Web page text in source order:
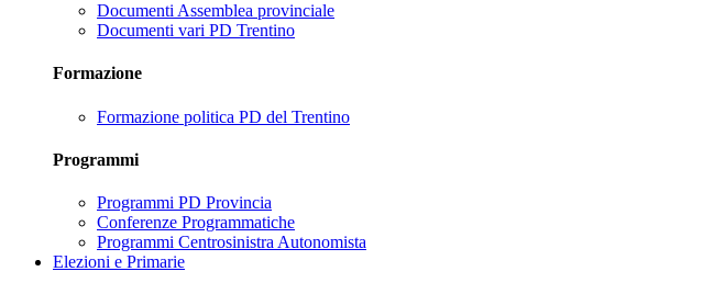
Documenti Assemblea provinciale
Documenti vari PD Trentino
Formazione
Formazione politica PD del Trentino
Programmi
Programmi PD Provincia
Conferenze Programmatiche
Programmi Centrosinistra Autonomista
Elezioni e Primarie